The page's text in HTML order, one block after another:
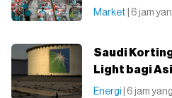
Market | 6 jam
Saudi
Light bagi
Energi | 6 jam